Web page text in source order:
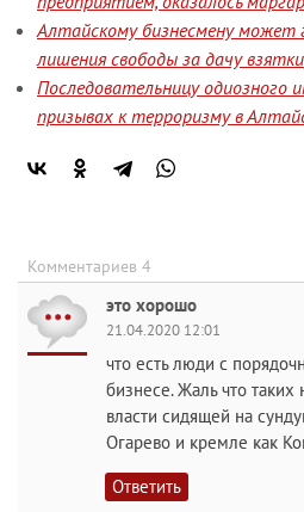
Алтайскому бизнесмену может
лишения свободы за дачу взятки
Последовательницу одиозного
призывах к терроризму в
Комментариев 4
это хорошо
21.04.2020 12:01
что есть люди с
бизнесе. Жаль что таких
власти сидящей на
Огарево и кремле как
Ответить